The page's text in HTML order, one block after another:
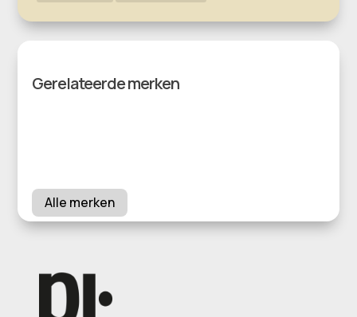
Gerelateerde merken
Alle merken